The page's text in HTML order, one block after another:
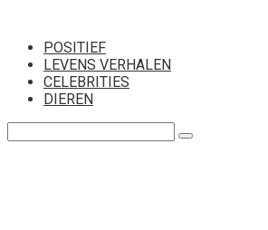
контентуPOSITIEF
LEVENS VERHALEN
CELEBRITIES
DIEREN